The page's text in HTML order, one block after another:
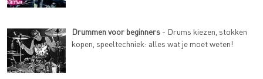
Drummen voor beginners - Drums kiezen, stokken
kopen, speeltechniek: alles wat je moet weten!